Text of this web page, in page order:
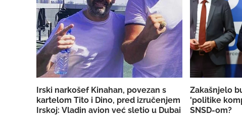
Irski narkošef Kinahan, povezan s
kartelom Tito i Dino, pred izručenjem
Irskoj: Vladin avion već sletio u Dubai
Zakašnjelo
'politike
SNSD-om?